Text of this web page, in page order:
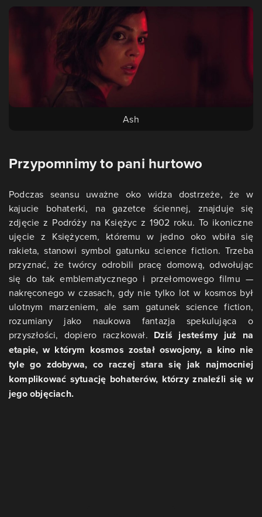
Ash
Przypomnimy to pani hurtowo
Podczas seansu uważne oko widza dostrzeże, że w
kajucie bohaterki, na gazetce ściennej, znajduje się
zdjęcie z Podróży na Księżyc z 1902 roku. To ikoniczne
ujęcie z Księżycem, któremu w jedno oko wbiła się
rakieta, stanowi symbol gatunku science fiction. Trzeba
przyznać, że twórcy odrobili pracę domową, odwołując
się do tak emblematycznego i przełomowego filmu —
nakręconego w czasach, gdy nie tylko lot w kosmos był
ulotnym marzeniem, ale sam gatunek science fiction,
rozumiany jako naukowa fantazja spekulująca o
przyszłości, dopiero raczkował. Dziś jesteśmy już na
etapie, w którym kosmos został oswojony, a kino nie
tyle go zdobywa, co raczej stara się jak najmocniej
komplikować sytuację bohaterów, którzy znaleźli się w
jego objęciach.